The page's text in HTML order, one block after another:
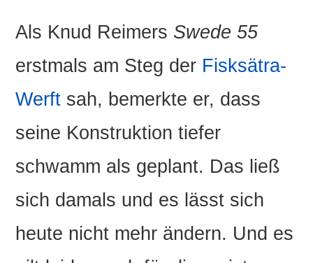
Als Knud Reimers Swede 55
erstmals am Steg der Fisksätra-
Werft sah, bemerkte er, dass
seine Konstruktion tiefer
schwamm als geplant. Das ließ
sich damals und es lässt sich
heute nicht mehr ändern. Und es